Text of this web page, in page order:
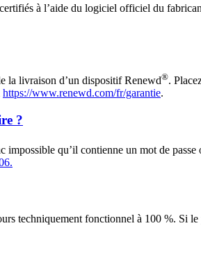
à l’aide du logiciel officiel du
la livraison d’un dispositif Renewd®.
https://www.renewd.com/fr/garantie.
?
qu’il contienne un mot de
techniquement fonctionnel à 100 %. Si